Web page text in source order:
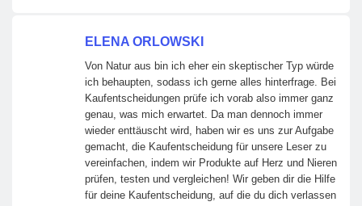
ELENA ORLOWSKI
Von Natur aus bin ich eher ein skeptischer Typ würde
ich behaupten, sodass ich gerne alles hinterfrage. Bei
Kaufentscheidungen prüfe ich vorab also immer ganz
genau, was mich erwartet. Da man dennoch immer
wieder enttäuscht wird, haben wir es uns zur Aufgabe
gemacht, die Kaufentscheidung für unsere Leser zu
vereinfachen, indem wir Produkte auf Herz und Nieren
prüfen, testen und vergleichen! Wir geben dir die Hilfe
für deine Kaufentscheidung, auf die du dich verlassen